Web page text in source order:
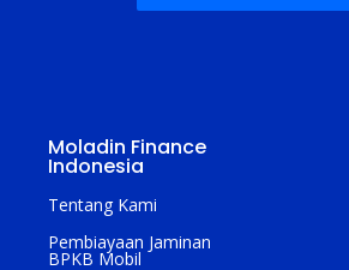
Moladin Finance
Indonesia
Tentang Kami
Pembiayaan Jaminan
BPKB Mobil